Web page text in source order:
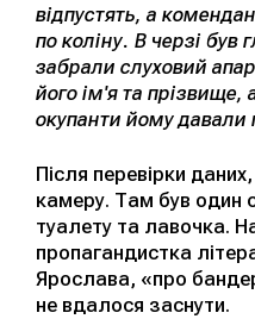
відпустять, а
по коліну. В черзі був
забрали слуховий
його ім'я та прізвище,
окупанти йому давали
Після перевірки
камеру. Там був один
туалету та лавочка.
пропагандистка
Ярослава, «про
не вдалося заснути.